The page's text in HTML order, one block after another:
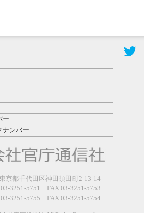
登録有形文
化財となっ
た東北大植
物園八...
日更新
県警等と大
規模災害時
ー
ナンバー
京都千代田区神田須田町2-13-14
3251-5751 FAX 03-3251-5753
3251-5755 FAX 03-3251-5754